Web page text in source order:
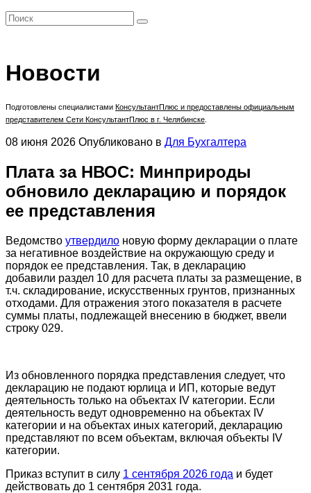
Новости
Подготовлены специалистами КонсультантПлюс и предоставлены официальным
представителем Сети КонсультантПлюс в г. Челябинске
08 июня 2026 Опубликовано в Для Бухгалтера
Плата за НВОС: Минприроды
обновило декларацию и порядок
ее представления
Ведомство утвердило новую форму декларации о плате
за негативное воздействие на окружающую среду и
порядок ее представления. Так, в декларацию
добавили раздел 10 для расчета платы за размещение, в
т.ч. складирование, искусственных грунтов, признанных
отходами. Для отражения этого показателя в расчете
суммы платы, подлежащей внесению в бюджет, ввели
строку 029.
Из обновленного порядка представления следует, что
декларацию не подают юрлица и ИП, которые ведут
деятельность только на объектах IV категории. Если
деятельность ведут одновременно на объектах IV
категории и на объектах иных категорий, декларацию
представляют по всем объектам, включая объекты IV
категории.
Приказ вступит в силу 1 сентября 2026 года и будет
действовать до 1 сентября 2031 года.